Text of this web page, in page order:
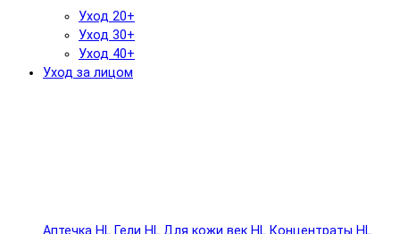
Уход 20+
Уход 30+
Уход 40+
Уход за лицом